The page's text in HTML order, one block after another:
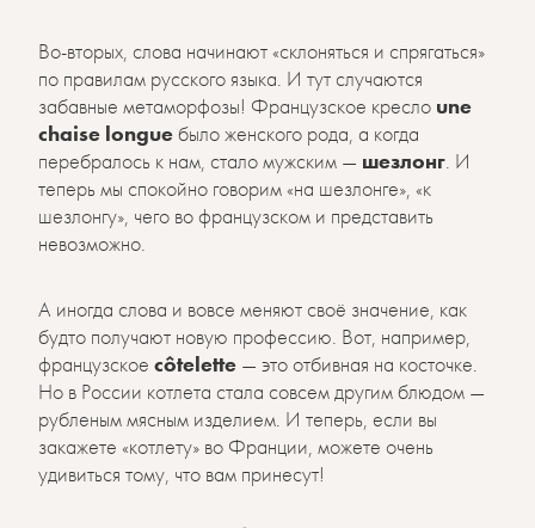
Во-вторых, слова начинают «склоняться и спрягаться»
по правилам русского языка. И тут случаются
забавные метаморфозы! Французское кресло une
chaise longueбыло женского рода, а когда
перебралось к нам, стало мужским — шезлонг. И
теперь мы спокойно говорим «на шезлонге», «к
шезлонгу», чего во французском и представить
невозможно.
А иногда слова и вовсе меняют своё значение, как
будто получают новую профессию. Вот, например,
французское côtelette — это отбивная на косточке.
Но в России котлета стала совсем другим блюдом —
рубленым мясным изделием. И теперь, если вы
закажете «котлету» во Франции, можете очень
удивиться тому, что вам принесут!